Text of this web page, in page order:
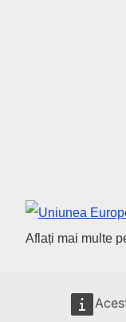
Uniunea
Aflați mai multe